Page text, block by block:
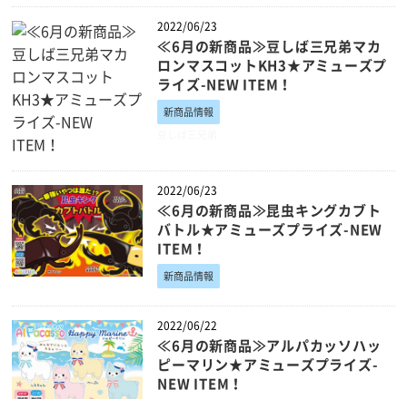
2022/06/23
≪6月の新商品≫豆しば三兄弟マカ
ロンマスコットKH3★アミューズプ
ライズ-NEW ITEM！
新商品情報
2022/06/23
≪6月の新商品≫昆虫キングカブト
バトル★アミューズプライズ-NEW
ITEM！
新商品情報
2022/06/22
≪6月の新商品≫アルパカッソハッ
ピーマリン★アミューズプライズ-
NEW ITEM！